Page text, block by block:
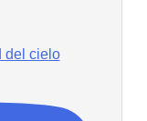
del cielo